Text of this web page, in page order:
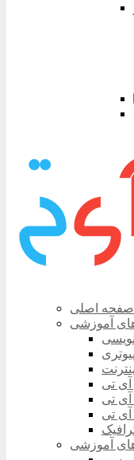
صفحه اصلی
آموزشی
آی تی
آی تی
تی
آموزشی